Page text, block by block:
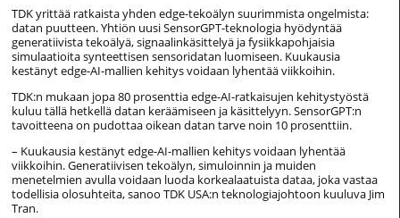
TDK yrittää ratkaista yhden edge-tekoälyn suurimmista ongelmista:
datan puutteen. Yhtiön uusi SensorGPT-teknologia hyödyntää
generatiivista tekoälyä, signaalinkäsittelyä ja fysiikkapohjaisia
simulaatioita synteettisen sensoridatan luomiseen. Kuukausia
kestänyt edge-AI-mallien kehitys voidaan lyhentää viikkoihin.
TDK:n mukaan jopa 80 prosenttia edge-AI-ratkaisujen kehitystyöstä
kuluu tällä hetkellä datan keräämiseen ja käsittelyyn. SensorGPT:n
tavoitteena on pudottaa oikean datan tarve noin 10 prosenttiin.
– Kuukausia kestänyt edge-AI-mallien kehitys voidaan lyhentää
viikkoihin. Generatiivisen tekoälyn, simuloinnin ja muiden
menetelmien avulla voidaan luoda korkealaatuista dataa, joka vastaa
todellisia olosuhteita, sanoo TDK USA:n teknologiajohtoon kuuluva Jim
Tran.